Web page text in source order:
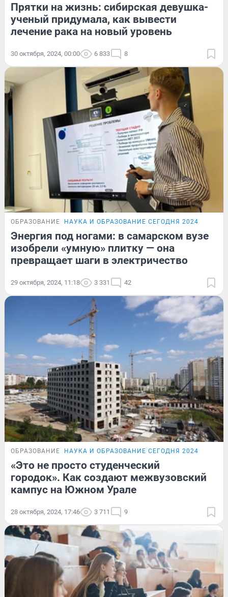
Прятки на жизнь: сибирская девушка-
ученый придумала, как вывести
лечение рака на новый уровень
30 октября, 2024, 00:00 6 833 8
ОБРАЗОВАНИЕ НАУКА И ОБРАЗОВАНИЕ СЕГОДНЯ 2024
Энергия под ногами: в самарском вузе
изобрели «умную» плитку — она
превращает шаги в электричество
29 октября, 2024, 11:18 3 331 42
ОБРАЗОВАНИЕ НАУКА И ОБРАЗОВАНИЕ СЕГОДНЯ 2024
«Это не просто студенческий
городок». Как создают межвузовский
кампус на Южном Урале
28 октября, 2024, 17:46 3 711 9